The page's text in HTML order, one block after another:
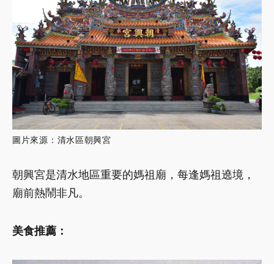
圖片來源：清水區朝興宮
朝興宮是清水地區重要的媽祖廟，每逢媽祖遶境，
廟前熱鬧非凡。
美食推薦：